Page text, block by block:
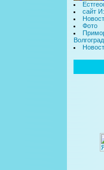
сайт
Фото